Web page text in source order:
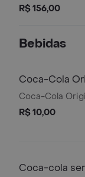
azeite e
R$ 156,00
Bebidas
Coca-Cola
Coca-Cola
R$ 10,00
Coca-cola